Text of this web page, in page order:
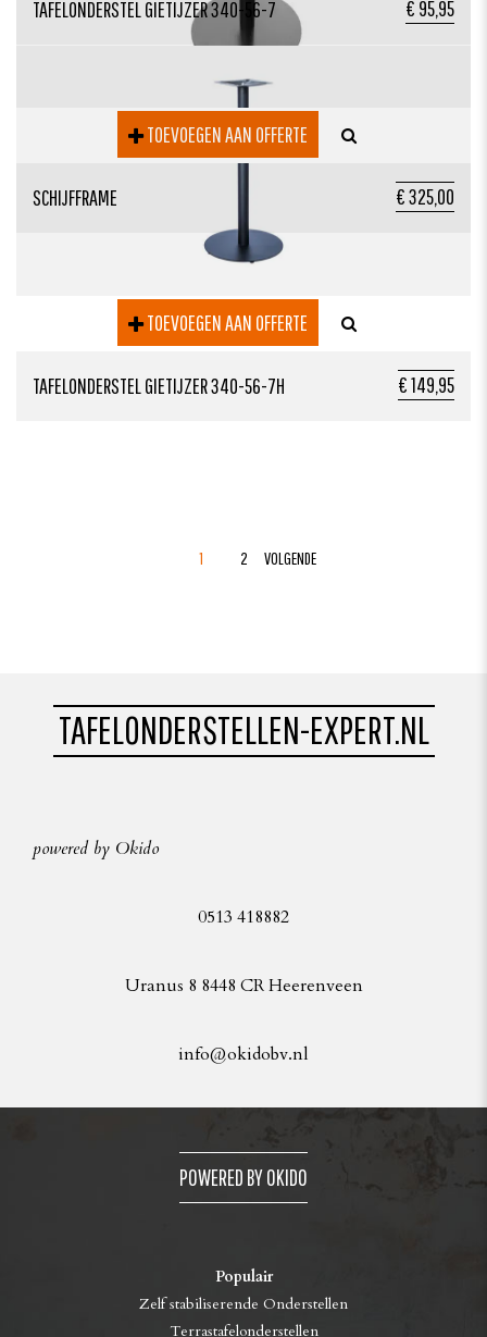
€ 95,95
TAFELONDERSTEL GIETIJZER 340-56-7
TOEVOEGEN AAN OFFERTE
€ 325,00
SCHIJFFRAME
TOEVOEGEN AAN OFFERTE
€ 149,95
TAFELONDERSTEL GIETIJZER 340-56-7H
1 2 VOLGENDE
TAFELONDERSTELLEN-EXPERT.NL
powered by Okido
0513 418882
Uranus 8 8448 CR Heerenveen
info@okidobv.nl
POWERED BY OKIDO
Populair
Zelf stabiliserende Onderstellen
Terrastafelonderstellen